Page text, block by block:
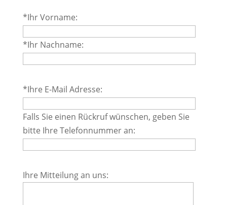
lasse
dieses
Feld
leer.
*Ihr Vorname:
*Ihr Nachname:
lasse
dieses
Feld
leer.
*Ihre E-Mail Adresse:
Falls Sie einen Rückruf wünschen, geben Sie
bitte Ihre Telefonnummer an:
lasse
Ihre Mitteilung an uns: